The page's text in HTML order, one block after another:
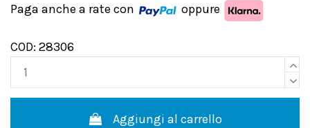
Paga anche a rate con oppure
COD: 28306
Aggiungi al carrello